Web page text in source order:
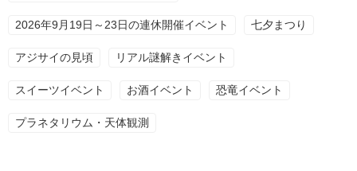
2026年9月19日～23日の連休開催イベント 七夕まつり
アジサイの見頃 リアル謎解きイベント
スイーツイベント お酒イベント 恐竜イベント
プラネタリウム・天体観測